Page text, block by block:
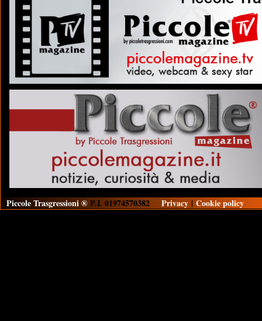
Piccole Trasgressioni ® P.I. 01974570382 Privacy | Cookie policy